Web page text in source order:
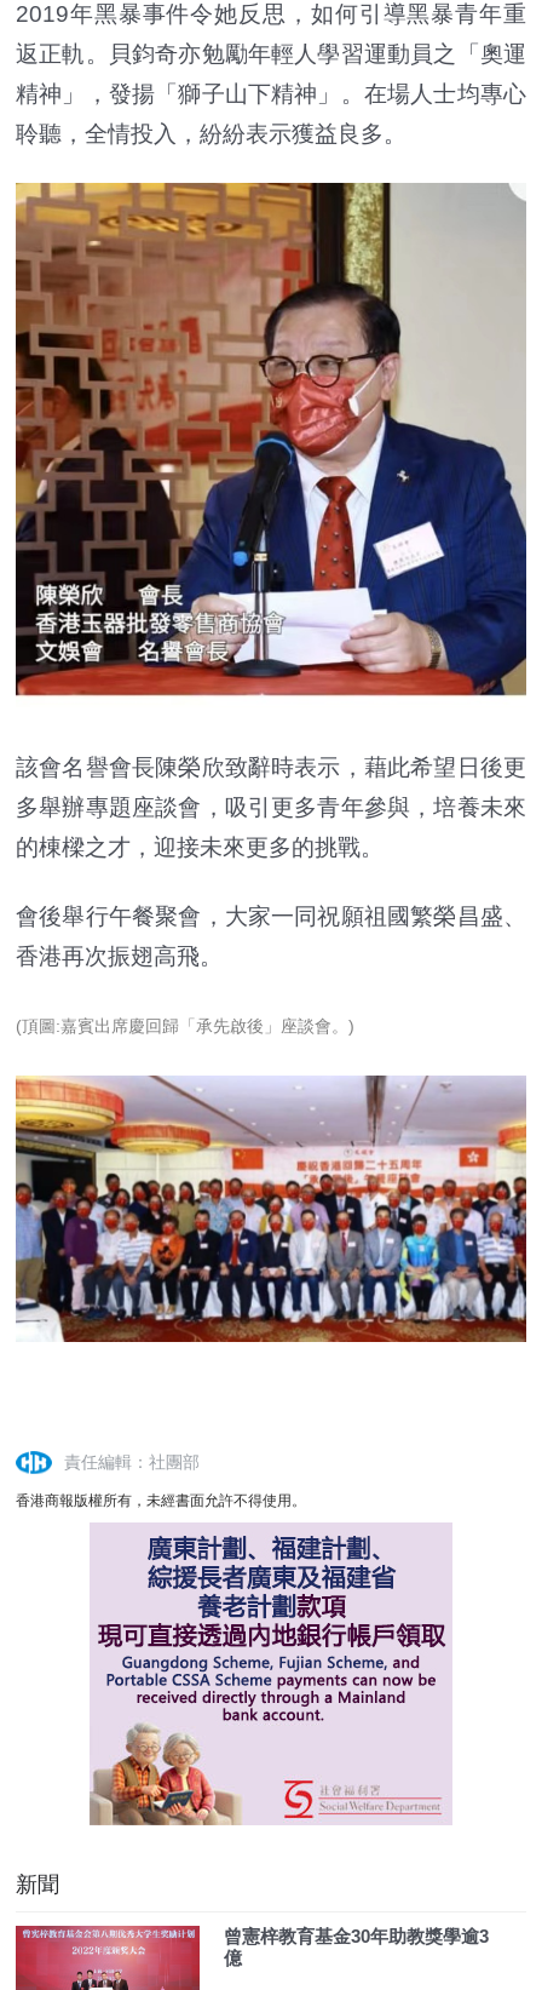
2019年黑暴事件令她反思，如何引導黑暴青年重
返正軌。貝鈞奇亦勉勵年輕人學習運動員之「奧運
精神」，發揚「獅子山下精神」。在場人士均專心
聆聽，全情投入，紛紛表示獲益良多。
該會名譽會長陳榮欣致辭時表示，藉此希望日後更
多舉辦專題座談會，吸引更多青年參與，培養未來
的棟樑之才，迎接未來更多的挑戰。
會後舉行午餐聚會，大家一同祝願祖國繁榮昌盛、
香港再次振翅高飛。
(頂圖:嘉賓出席慶回歸「承先啟後」座談會。)
責任編輯：社團部
香港商報版權所有，未經書面允許不得使用。
新聞
曾憲梓教育基金30年助教獎學逾3
億